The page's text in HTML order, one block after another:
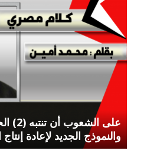
على
والنموذج الجديد لإعادة إنتاج